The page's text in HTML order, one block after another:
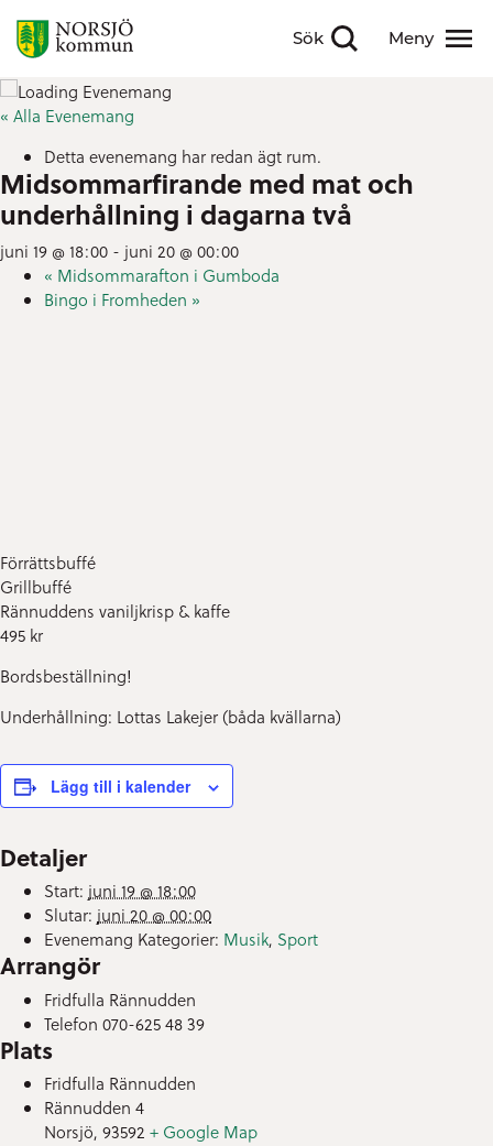
Sök
Visa sökfält Meny
Visa meny
« Alla Evenemang
Detta evenemang har redan ägt rum.
Midsommarfirande med mat och
underhållning i dagarna två
juni 19 @ 18:00 - juni 20 @ 00:00
« Midsommarafton i Gumboda
Bingo i Fromheden »
Förrättsbuffé
Grillbuffé
Rännuddens vaniljkrisp & kaffe
495 kr
Bordsbeställning!
Underhållning: Lottas Lakejer (båda kvällarna)
Lägg till i kalender
Detaljer
Start: juni 19 @ 18:00
Slutar: juni 20 @ 00:00
Evenemang Kategorier: Musik, Sport
Arrangör
Fridfulla Rännudden
Telefon 070-625 48 39
Plats
Fridfulla Rännudden
Rännudden 4
Norsjö, 93592 + Google Map